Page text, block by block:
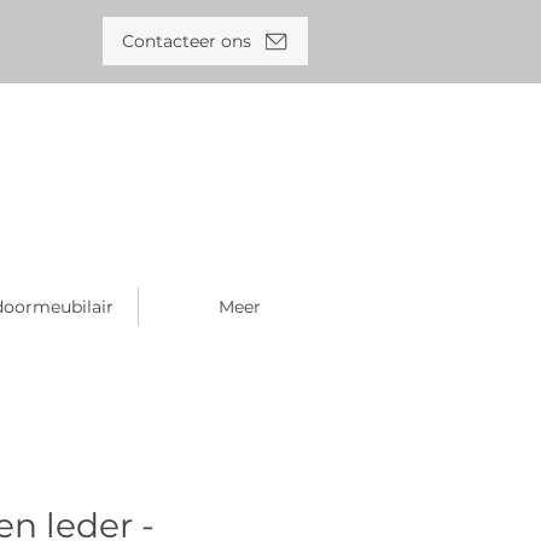
Contacteer ons
Meer
leder -